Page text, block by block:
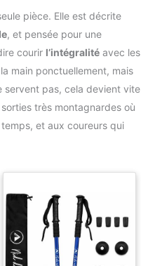
pièce. Elle est décrite
, et pensée pour une
courir l’intégralité avec les
main ponctuellement, mais
servent pas, cela devient vite
très montagnardes où
et aux coureurs qui